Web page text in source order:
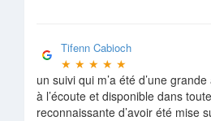
Tifenn Cabioch
★ ★ ★ ★ ★
un suivi qui m’a été d’une
à l’écoute et disponible dans
reconnaissante d’avoir été mise